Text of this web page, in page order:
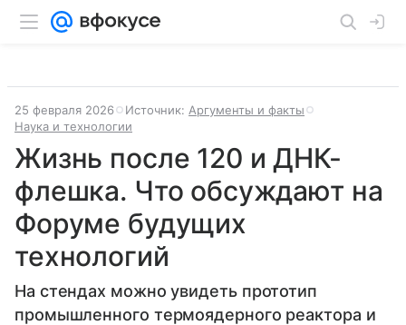
25 февраля 2026 Источник: Аргументы и факты
Наука и технологии
Жизнь после 120 и ДНК-
флешка. Что обсуждают на
Форуме будущих
технологий
На стендах можно увидеть прототип
промышленного термоядерного реактора и